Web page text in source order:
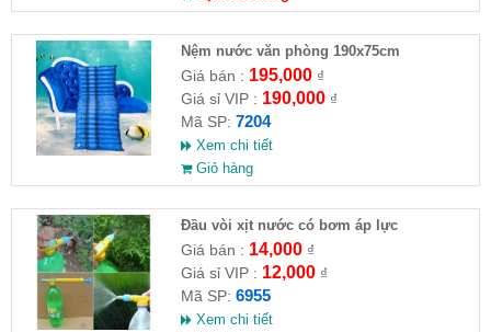
Nệm nước văn phòng 190x75cm
Giá bán : 195,000₫
Giá sỉ VIP : 190,000₫
Mã SP: 7204
Xem chi tiết
Giỏ hàng
Đầu vòi xịt nước có bơm áp lực
Giá bán : 14,000₫
Giá sỉ VIP : 12,000₫
Mã SP: 6955
Xem chi tiết